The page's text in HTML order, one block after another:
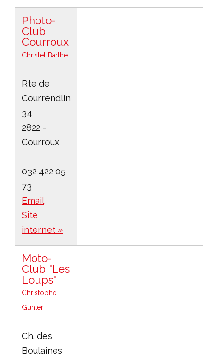
Photo-
Club
Courroux
Christel Barthe
Rte de
Courrendlin
34
2822 -
Courroux
032 422 05
73
Email
Site
internet »
Moto-
Club "Les
Loups"
Christophe
Günter
Ch. des
Boulaines